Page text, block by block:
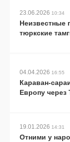
23.06.2026 10:34
Неизвестные
тюркские
04.04.2026 16:55
Караван-
Европу через
19.01.2026 14:31
Отними у